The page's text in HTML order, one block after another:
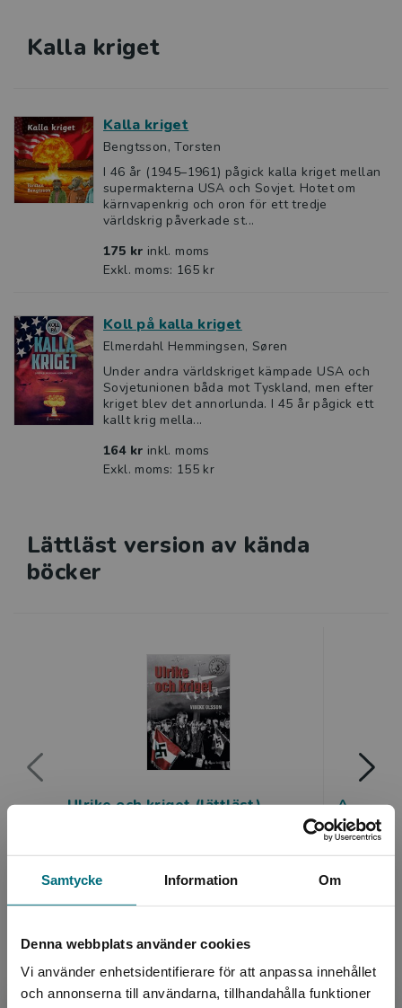
Samtycke Information Om
Denna webbplats använder cookies
Vi använder enhetsidentifierare för att anpassa innehållet
och annonserna till användarna, tillhandahålla funktioner
Kalla kriget
Kalla kriget
Bengtsson, Torsten
I 46 år (1945–1961) pågick kalla kriget mellan
supermakterna USA och Sovjet. Hotet om
kärnvapenkrig och oron för ett tredje
världskrig påverkade st...
175 kr inkl. moms
Exkl. moms: 165 kr
Koll på kalla kriget
Elmerdahl Hemmingsen, Søren
Under andra världskriget kämpade USA och
Sovjetunionen båda mot Tyskland, men efter
kriget blev det annorlunda. I 45 år pågick ett
kallt krig mella...
164 kr inkl. moms
Exkl. moms: 155 kr
Lättläst version av kända
böcker
Ulrike och kriget (lättläst)
171 krinkl. moms
Exkl. moms: 161 kr
Anne
Frank,
189 kr
Första världskriget